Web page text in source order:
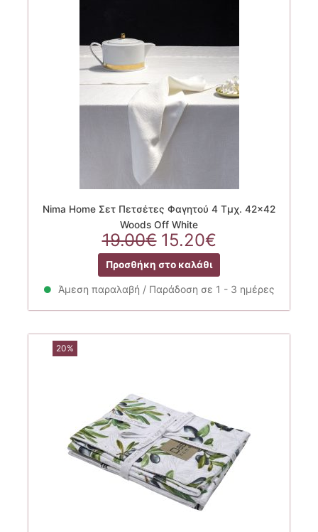
Nima Home Σετ Πετσέτες Φαγητού 4 Τμχ. 42×42
Woods Off White
19.00€ Original
price
was:
19.00€.
15.20€Η
τρέχουσα
τιμή
είναι:
15.20€.
Προσθήκη στο καλάθι
Άμεση παραλαβή / Παράδοση σε 1 - 3 ημέρες
20%